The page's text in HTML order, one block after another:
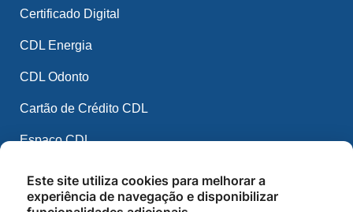
Certificado Digital
CDL Energia
CDL Odonto
Cartão de Crédito CDL
Espaço CDL
CDL IA
Este site utiliza cookies para melhorar a
experiência de navegação e disponibilizar